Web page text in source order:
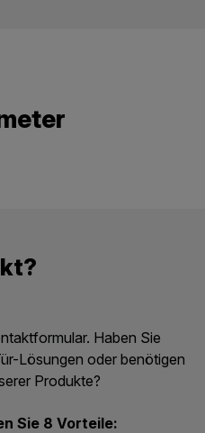
Haben Sie
Lösungen oder benötigen
Produkte?
Sie 8 Vorteile: